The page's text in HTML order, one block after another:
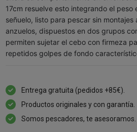
17cm resuelve esto integrando el peso
señuelo, listo para pescar sin montajes
anzuelos, dispuestos en dos grupos
permiten sujetar el cebo con firmeza
repetidos golpes de fondo
Entrega gratuita (pedidos +85€).
Productos originales y con garantía.
Somos pescadores, te asesoramos.